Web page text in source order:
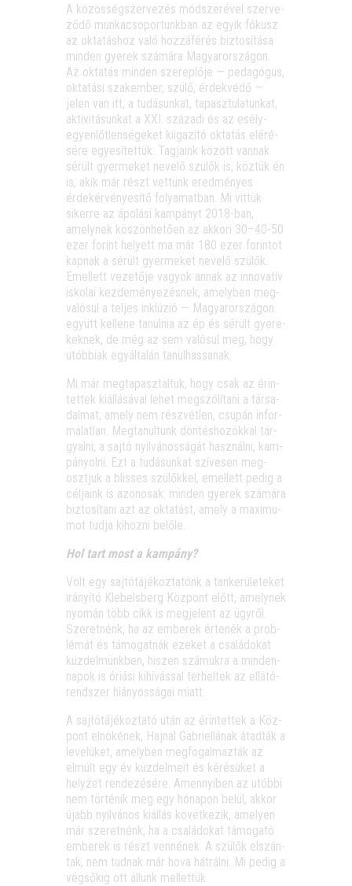
A közös­ség­szer­ve­zés mód­sze­ré­vel szer­ve­
ző­dő mun­ka­cso­por­tunk­ban az egyik fókusz
az okta­tás­hoz való hoz­zá­fé­rés biz­to­sí­tá­sa
min­den gye­rek szá­má­ra Magyar­or­szá­gon.
Az okta­tás min­den sze­rep­lő­je — peda­gó­gus,
okta­tá­si szak­em­ber, szü­lő, érdek­vé­dő —
jelen van itt, a tudá­sun­kat, tapasz­tu­la­tun­kat,
akti­vi­tá­sun­kat a XXI. szá­za­di és az esély­
egyen­lőt­len­sé­ge­ket kiiga­zí­tó okta­tás eléré­
sé­re egye­sí­tet­tük. Tag­ja­ink között van­nak
sérült gyer­me­ket neve­lő szü­lők is, köz­tük én
is, akik már részt vet­tünk ered­mé­nyes
érdek­ér­vé­nye­sí­tő folya­mat­ban. Mi vit­tük
siker­re az ápo­lá­si kam­pányt 2018-ban,
amely­nek köszön­he­tő­en az akko­ri 30–40-50
ezer forint helyett ma már 180 ezer forin­tot
kap­nak a sérült gyer­me­ket neve­lő szü­lők.
Emel­lett veze­tő­je vagyok annak az inno­va­tív
isko­lai kez­de­mé­nye­zés­nek, amely­ben meg­
va­ló­sul a tel­jes ink­lú­zió — Magyar­or­szá­gon
együtt kel­le­ne tanul­nia az ép és sérült gye­re­
kek­nek, de még az sem való­sul meg, hogy
utób­bi­ak egy­ál­ta­lán tanulhassanak.
Mi már meg­ta­pasz­tal­tuk, hogy csak az érin­
tet­tek kiál­lá­sá­val lehet meg­szó­lí­ta­ni a tár­sa­
dal­mat, amely nem rész­vét­len, csu­pán infor­
má­lat­lan. Meg­ta­nul­tunk dön­tés­ho­zók­kal tár­
gyal­ni, a saj­tó nyil­vá­nos­sá­gát hasz­nál­ni, kam­
pá­nyol­ni. Ezt a tudá­sun­kat szí­ve­sen meg­
oszt­juk a blis­ses szü­lők­kel, emel­lett pedig a
cél­ja­ink is azo­no­sak: min­den gye­rek szá­má­ra
biz­to­sí­ta­ni azt az okta­tást, amely a maxi­mu­
mot tud­ja kihoz­ni belőle.
Hol tart most a kampány?
Volt egy saj­tó­tá­jé­koz­ta­tónk a tan­ke­rü­le­te­ket
irá­nyí­tó Kle­bels­berg Köz­pont előtt, amely­nek
nyo­mán több cikk is meg­je­lent az ügy­ről.
Sze­ret­nénk, ha az embe­rek érte­nék a prob­
lé­mát és támo­gat­nák eze­ket a csa­lá­do­kat
küz­del­münk­ben, hiszen szá­muk­ra a min­den­
na­pok is óri­á­si kihí­vás­sal ter­hel­tek az ellá­tó­
rend­szer hiá­nyos­sá­gai miatt.
A saj­tó­tá­jé­koz­ta­tó után az érin­tet­tek a Köz­
pont elnö­ké­nek, Haj­nal Gab­ri­el­lá­nak átad­ták a
leve­lü­ket, amely­ben meg­fo­gal­maz­ták az
elmúlt egy év küz­del­me­it és kéré­sü­ket a
hely­zet ren­de­zé­sé­re. Amennyi­ben az utób­bi
nem tör­té­nik meg egy hóna­pon belül, akkor
újabb nyil­vá­nos kiál­lás követ­ke­zik, ame­lyen
már sze­ret­nénk, ha a csa­lá­do­kat támo­ga­tó
embe­rek is részt ven­né­nek. A szü­lők elszán­
tak, nem tud­nak már hova hát­rál­ni. Mi pedig a
vég­ső­kig ott állunk mellettük.